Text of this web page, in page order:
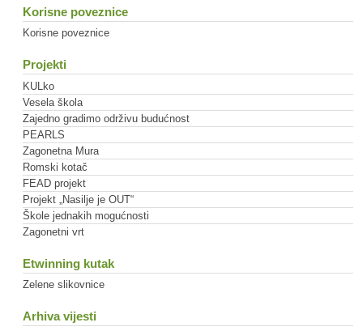
Korisne poveznice
Korisne poveznice
Projekti
KULko
Vesela škola
Zajedno gradimo održivu budućnost
PEARLS
Zagonetna Mura
Romski kotač
FEAD projekt
Projekt „Nasilje je OUT“
Škole jednakih mogućnosti
Zagonetni vrt
Etwinning kutak
Zelene slikovnice
Arhiva vijesti